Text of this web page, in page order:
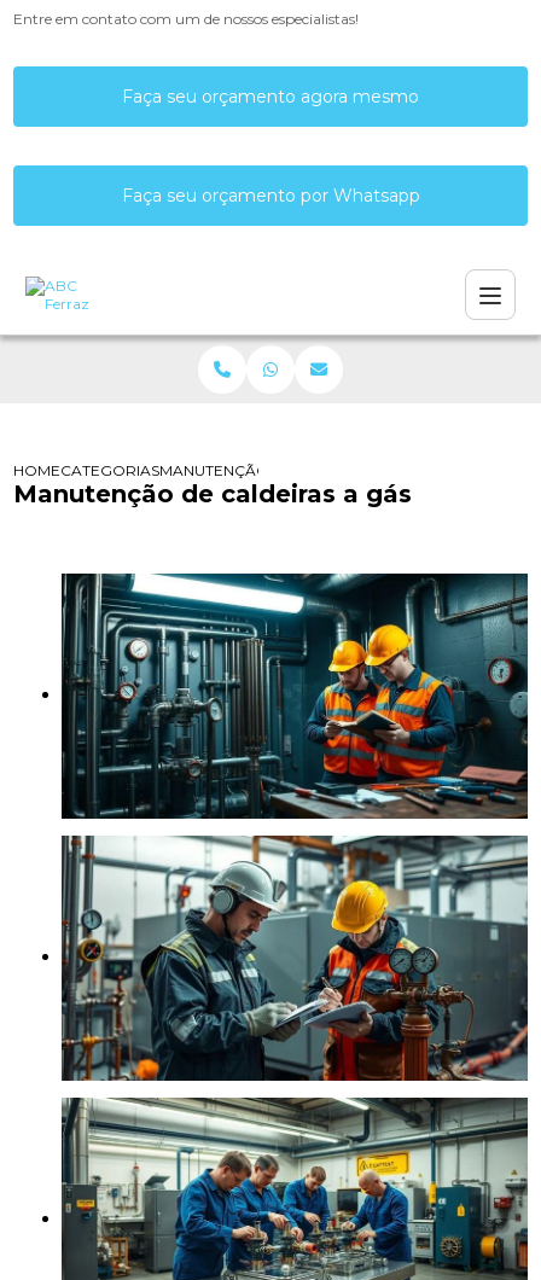
Entre em contato com um de nossos especialistas!
Faça seu orçamento agora mesmo
Faça seu orçamento por Whatsapp
HOMECATEGORIASMANUTENÇÃO DE CALDEIRAS A GÁS
Manutenção de caldeiras a gás